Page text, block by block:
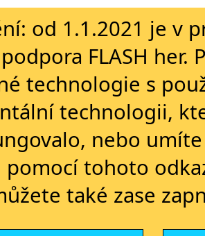
od 1.1.2021 je v
FLASH
technologie s
technologii,
nebo
pomocí tohoto
také zase